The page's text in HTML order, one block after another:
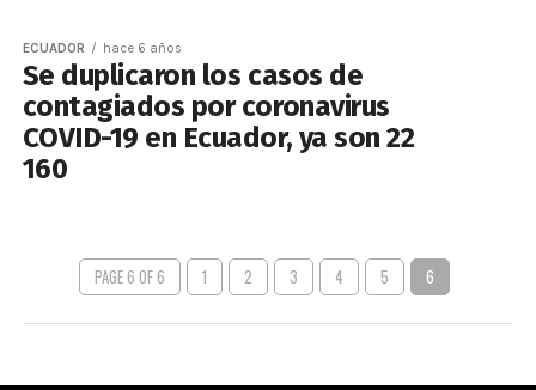
ECUADOR hace 6 años
Se duplicaron los casos de
contagiados por coronavirus
COVID-19 en Ecuador, ya son 22
160
PAGE 6 OF 6 1 2 3 4 5 6